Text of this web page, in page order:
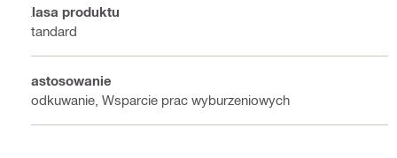
Klasa produktu
Standard
Zastosowanie
Podkuwanie, Wsparcie prac wyburzeniowych